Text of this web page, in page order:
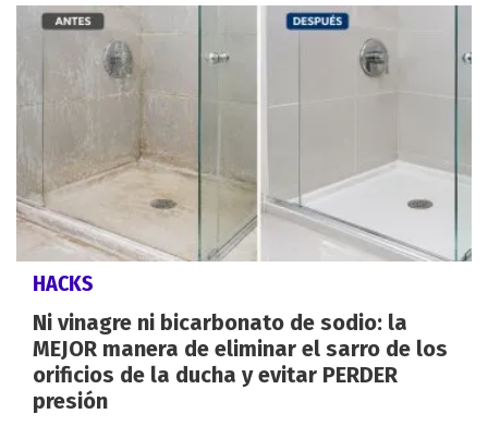
HACKS
Ni vinagre ni bicarbonato de sodio: la
MEJOR manera de eliminar el sarro de los
orificios de la ducha y evitar PERDER
presión